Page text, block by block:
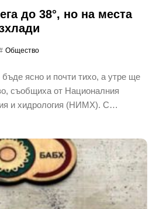
до 38°, но на места
Общество
ясно и почти тихо, а утре ще
съобщиха от Националния
и хидрология (НИМХ). С…